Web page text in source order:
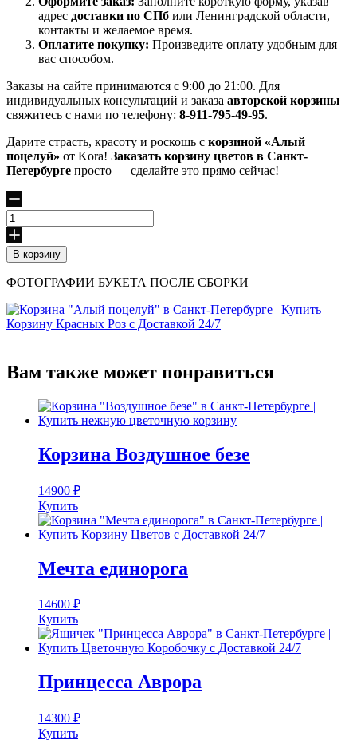
адрес доставки по СПб или Ленинградской области,
контакты и желаемое время.
Оплатите покупку: Произведите оплату удобным для
вас способом.
Заказы на сайте принимаются с 9:00 до 21:00. Для
индивидуальных консультаций и заказа авторской корзины
свяжитесь с нами по телефону: 8-911-795-49-95.
Дарите страсть, красоту и роскошь с корзиной «Алый
поцелуй» от Kora! Заказать корзину цветов в Санкт-
Петербурге просто — сделайте это прямо сейчас!
Количество
товара
Алый
поцелуй
В корзину
ФОТОГРАФИИ БУКЕТА ПОСЛЕ СБОРКИ
Вам также может понравиться
Корзина Воздушное безе
14900 ₽
Купить
Мечта единорога
14600 ₽
Купить
Принцесса Аврора
14300 ₽
Купить